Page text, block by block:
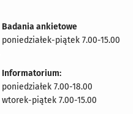
Badania ankietowe
poniedziałek-piątek 7.00-15.00
Informatorium:
poniedziałek 7.00-18.00
wtorek-piątek 7.00-15.00